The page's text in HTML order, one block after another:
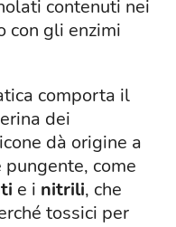
contenuti nei
con gli enzimi
comporta il
dei
dà origine a
come
e i nitrili, che
tossici per